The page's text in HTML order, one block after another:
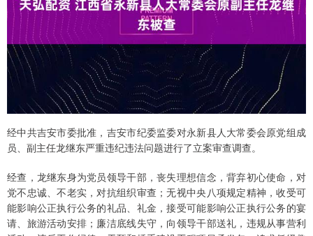
经中共吉安市委批准，吉安市纪委监委对永新县人大常委会原党组成
员、副主任龙继东严重违纪违法问题进行了立案审查调查。
经查，龙继东身为党员领导干部，丧失理想信念，背弃初心使命，对
党不忠诚、不老实，对抗组织审查；无视中央八项规定精神，收受可
能影响公正执行公务的礼品、礼金，接受可能影响公正执行公务的宴
请、旅游活动安排；廉洁底线失守，向领导干部送礼，违规从事营利